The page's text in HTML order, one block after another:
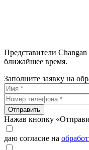
Представители
ближайшее время.
Заполните заявку на
Отправить
Нажав кнопку
даю согласие на